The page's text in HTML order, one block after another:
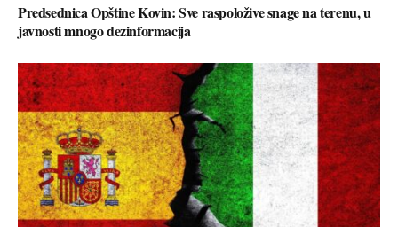
Predsednica Opštine Kovin: Sve raspoložive snage na terenu, u
javnosti mnogo dezinformacija